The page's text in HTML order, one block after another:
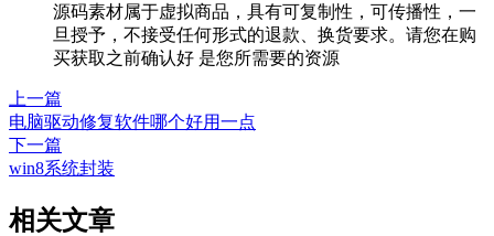
源码素材属于虚拟商品，具有可复制性，可传播性，一
旦授予，不接受任何形式的退款、换货要求。请您在购
买获取之前确认好 是您所需要的资源
上一篇
电脑驱动修复软件哪个好用一点
下一篇
win8系统封装
相关文章